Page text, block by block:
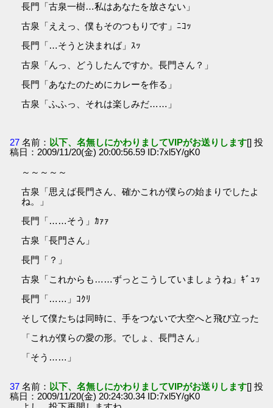
長門「古泉一樹…私はあなたを放さない」
古泉「ええっ、僕もそのつもりです」ﾆｺｯ
長門「…そうと決まれば」ｽｯ
古泉「んっ、どうしたんですか。長門さん？」
長門「あなたのためにカレーを作る」
古泉「ふふっ、それは楽しみだ……」
27 名前： 以下、名無しにかわりましてVIPがお送りします[] 投
稿日：2009/11/20(金) 20:00:56.59 ID:7xl5Y/gK0
～～～～～
古泉「思えば長門さん、確かこれが僕らの始まりでしたよ
ね。」
長門「……そう」ｶｧｧ
古泉「長門さん」
長門「？」
古泉「これからも……ずっとこうしていましょうね」ｷﾞｭｯ
長門「……」ｺｸﾘ
そして僕たちは同時に、手をつないで大空へと飛び立った
「これが僕らの愛の形。でしょ、長門さん」
「そう……」
37 名前： 以下、名無しにかわりましてVIPがお送りします[] 投
稿日：2009/11/20(金) 20:24:30.34 ID:7xl5Y/gK0